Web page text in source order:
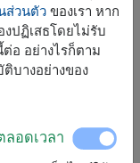
/ ช่อ
ส่วนตัวของเรา หาก
ปฏิเสธโดยไม่รับ
อ อย่างไรก็ตาม
บางอย่างของ
ลอดเวลา